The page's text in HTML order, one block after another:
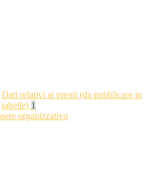
Dati relativi ai premi (da pubblicare in
tabelle) 1
organizzativo